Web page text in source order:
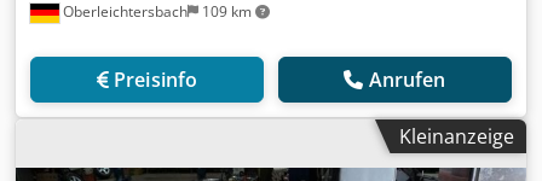
Oberleichtersbach 109 km
Preisinfo Anrufen
Kleinanzeige